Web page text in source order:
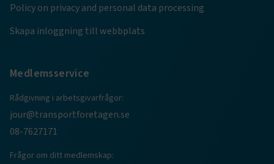
Policy on privacy and personal data processing
Skapa inloggning till webbplats
Medlemsservice
Rådgivning i arbetsgivarfrågor:
jour@transportforetagen.se
08-7627171
Frågor om ditt medlemskap: